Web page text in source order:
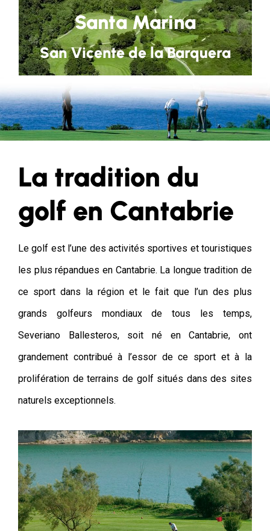
Santa Marina
San Vicente de la Barquera
La tradition du
golf en Cantabrie
Le golf est l’une des activités sportives et touristiques
les plus répandues en Cantabrie. La longue tradition de
ce sport dans la région et le fait que l’un des plus
grands golfeurs mondiaux de tous les temps,
Severiano Ballesteros, soit né en Cantabrie, ont
grandement contribué à l’essor de ce sport et à la
prolifération de terrains de golf situés dans des sites
naturels exceptionnels.